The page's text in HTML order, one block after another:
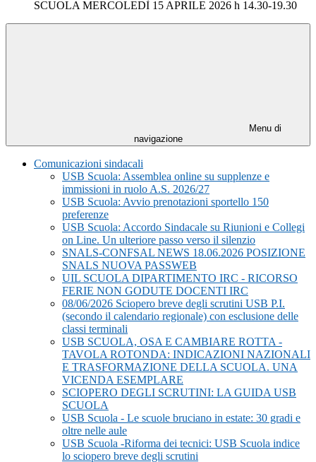
SCUOLA MERCOLEDÌ 15 APRILE 2026 h 14.30-19.30
Menu di
navigazione
Comunicazioni sindacali
USB Scuola: Assemblea online su supplenze e
immissioni in ruolo A.S. 2026/27
USB Scuola: Avvio prenotazioni sportello 150
preferenze
USB Scuola: Accordo Sindacale su Riunioni e Collegi
on Line. Un ulteriore passo verso il silenzio
SNALS-CONFSAL NEWS 18.06.2026 POSIZIONE
SNALS NUOVA PASSWEB
UIL SCUOLA DIPARTIMENTO IRC - RICORSO
FERIE NON GODUTE DOCENTI IRC
08/06/2026 Sciopero breve degli scrutini USB P.I.
(secondo il calendario regionale) con esclusione delle
classi terminali
USB SCUOLA, OSA E CAMBIARE ROTTA -
TAVOLA ROTONDA: INDICAZIONI NAZIONALI
E TRASFORMAZIONE DELLA SCUOLA. UNA
VICENDA ESEMPLARE
SCIOPERO DEGLI SCRUTINI: LA GUIDA USB
SCUOLA
USB Scuola - Le scuole bruciano in estate: 30 gradi e
oltre nelle aule
USB Scuola -Riforma dei tecnici: USB Scuola indice
lo sciopero breve degli scrutini